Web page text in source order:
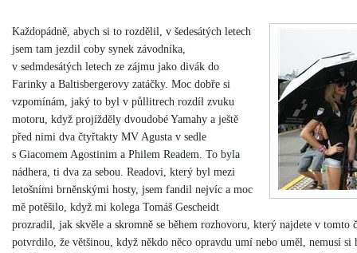
Každopádně, abych si to rozdělil, v šedesátých letech
jsem tam jezdil coby synek závodníka,
v sedmdesátých letech ze zájmu jako divák do
Farinky a Baltisbergerovy zatáčky. Moc dobře si
vzpomínám, jaký to byl v půllitrech rozdíl zvuku
motoru, když projížděly dvoudobé Yamahy a ještě
před nimi dva čtyřtakty MV Agusta v sedle
s Giacomem Agostinim a Philem Readem. To byla
nádhera, ti dva za sebou. Readovi, který byl mezi
letošními brněnskými hosty, jsem fandil nejvíc a moc
mě potěšilo, když mi kolega Tomáš Gescheidt
prozradil, jak skvěle a skromně se během rozhovoru, který najdete v tomto
potvrdilo, že většinou, když někdo něco opravdu umí nebo uměl, nemusí si